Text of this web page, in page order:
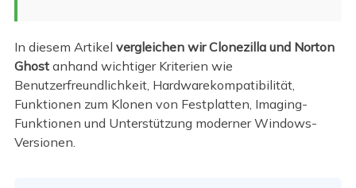
In diesem Artikel vergleichen wir Clonezilla und Norton
Ghostanhand wichtiger Kriterien wie
Benutzerfreundlichkeit, Hardwarekompatibilität,
Funktionen zum Klonen von Festplatten, Imaging-
Funktionen und Unterstützung moderner Windows-
Versionen.